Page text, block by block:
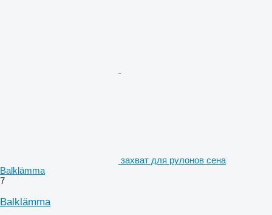
захват для рулонов сена
Balklämma
7
Balklämma